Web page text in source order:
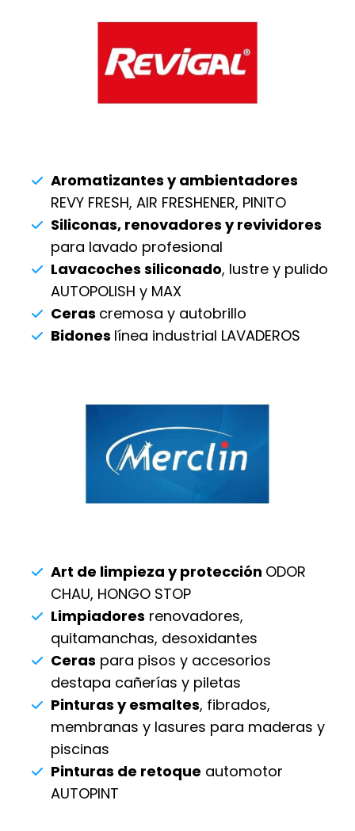
Aromatizantes y ambientadores
REVY FRESH, AIR FRESHENER, PINITO
Siliconas, renovadores y revividores
para lavado profesional
Lavacoches siliconado, lustre y pulido
AUTOPOLISH y MAX
Ceras cremosa y autobrillo
Bidones línea industrial LAVADEROS
Art de limpieza y protección ODOR
CHAU, HONGO STOP
Limpiadores renovadores,
quitamanchas, desoxidantes
Ceras para pisos y accesorios
destapa cañerías y piletas
Pinturas y esmaltes, fibrados,
membranas y lasures para maderas y
piscinas
Pinturas de retoque automotor
AUTOPINT